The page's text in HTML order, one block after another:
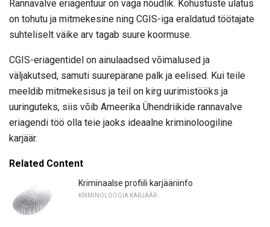
Rannavalve eriagentuur on väga nõudlik. Kohustuste ulatus
on tohutu ja mitmekesine ning CGIS-iga eraldatud töötajate
suhteliselt väike arv tagab suure koormuse.
CGIS-eriagentidel on ainulaadsed võimalused ja
väljakutsed, samuti suurepärane palk ja eelised. Kui teile
meeldib mitmekesisus ja teil on kirg uurimistööks ja
uuringuteks, siis võib Ameerika Ühendriikide rannavalve
eriagendi töö olla teie jaoks ideaalne kriminoloogiline
karjäär.
Related Content
Kriminaalse profiili karjääriinfo
KRIMINOLOOGIA KARJÄÄR